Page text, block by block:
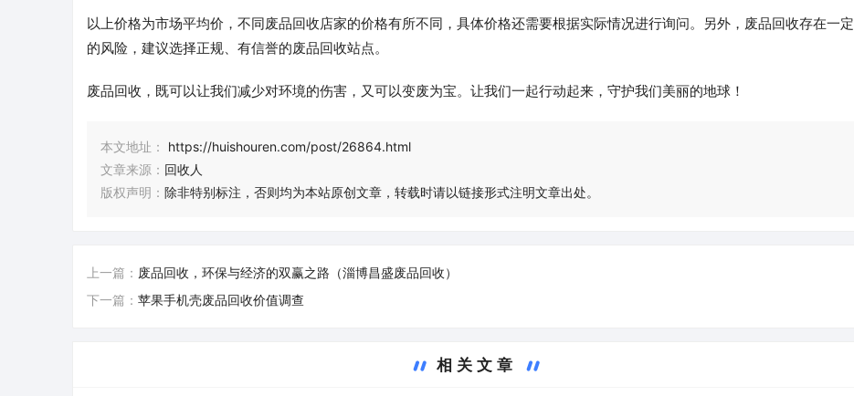
以上价格为市场平均价，不同废品回收店家的价格有所不同，具体价格还需要根据实际情况进行询问。另外，废品回收存在一定
的风险，建议选择正规、有信誉的废品回收站点。
废品回收，既可以让我们减少对环境的伤害，又可以变废为宝。让我们一起行动起来，守护我们美丽的地球！
本文地址：
https://huishouren.com/post/26864.html
文章来源： 回收人
版权声明： 除非特别标注，否则均为本站原创文章，转载时请以链接形式注明文章出处。
上一篇： 废品回收，环保与经济的双赢之路（淄博昌盛废品回收）
下一篇： 苹果手机壳废品回收价值调查
相关文章